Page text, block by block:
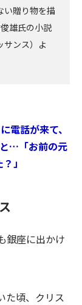
贈り物を描
雄氏の小説
サンス）よ
電話が来て、
…「お前の元
」
銀座に出かけ
た頃、クリス